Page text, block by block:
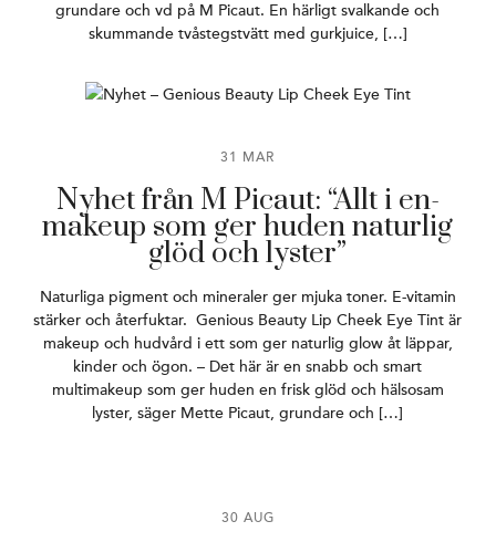
grundare och vd på M Picaut. En härligt svalkande och
skummande tvåstegstvätt med gurkjuice, […]
31 MAR
Nyhet från M Picaut: “Allt i en-
makeup som ger huden naturlig
glöd och lyster”
Naturliga pigment och mineraler ger mjuka toner. E-vitamin
stärker och återfuktar. Genious Beauty Lip Cheek Eye Tint är
makeup och hudvård i ett som ger naturlig glow åt läppar,
kinder och ögon. – Det här är en snabb och smart
multimakeup som ger huden en frisk glöd och hälsosam
lyster, säger Mette Picaut, grundare och […]
30 AUG